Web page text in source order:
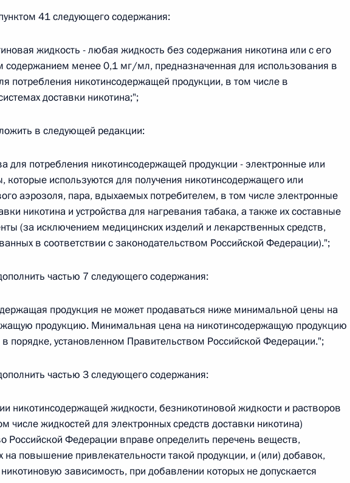
в Кодекс внутреннего водного транспорта Российской Федерации и статью 1
«Об обеспечении единства измерений»
закон от 26.07.2026 г. № 250-ФЗ
в Кодекс Российской Федерации об административных правонарушениях
закон от 26.07.2026 г. № 266-ФЗ
закон от 26.07.2026 г. № 247-ФЗ
закон от 26.07.2026 г. № 245-ФЗ
Соглашения между Правительством Российской Федерации и Правительством
о сотрудничестве в сфере деятельности с драгоценными металлами,
41 следующего содержания:
жидкость - любая жидкость без содержания никотина или с его
менее 0,1 мг/мл, предназначенная для использования в
потребления никотинсодержащей продукции, в том числе в
доставки никотина;";
в следующей редакции:
для потребления никотинсодержащей продукции - электронные или
которые используются для получения никотинсодержащего или
аэрозоля, пара, вдыхаемых потребителем, в том числе электронные
никотина и устройства для нагревания табака, а также их составные
(за исключением медицинских изделий и лекарственных средств,
в соответствии с законодательством Российской Федерации).";
частью 7 следующего содержания:
продукция не может продаваться ниже минимальной цены на
продукцию. Минимальная цена на никотинсодержащую продукцию
в порядке, установленном Правительством Российской Федерации.";
частью 3 следующего содержания:
никотинсодержащей жидкости, безникотиновой жидкости и растворов
числе жидкостей для электронных средств доставки никотина)
Российской Федерации вправе определить перечень веществ,
на повышение привлекательности такой продукции, и (или) добавок,
зависимость, при добавлении которых не допускается